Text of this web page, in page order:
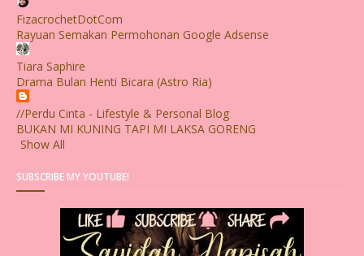
FizacrochetDotCom
Rayuan Semakan Permohonan Google Adsense
Tiara Saphire
Drama Bulan Henti Bicara (Astro Ria)
//Perdu Cinta - Lifestyle & Personal Blog
BUKAN MI KUNING TAPI MI LAKSA GORENG
Show All
SUBSCRIBE MY YOUTUBE!